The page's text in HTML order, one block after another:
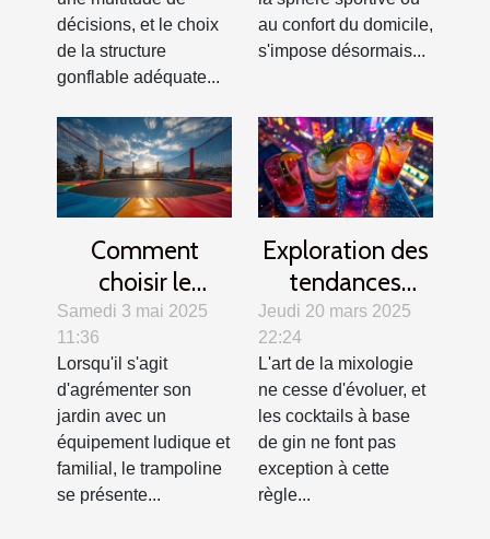
décisions, et le choix
de la structure
gonflable adéquate...
au confort du domicile,
s'impose désormais...
Comment
choisir le
trampoline idéal
pour votre jardin
?
Samedi 3 mai 2025
11:36
Lorsqu'il s'agit
d'agrémenter son
jardin avec un
équipement ludique et
familial, le trampoline
se présente...
Exploration des
tendances
modernes des
cocktails au gin
Jeudi 20 mars 2025
22:24
L'art de la mixologie
ne cesse d'évoluer, et
les cocktails à base
de gin ne font pas
exception à cette
règle...